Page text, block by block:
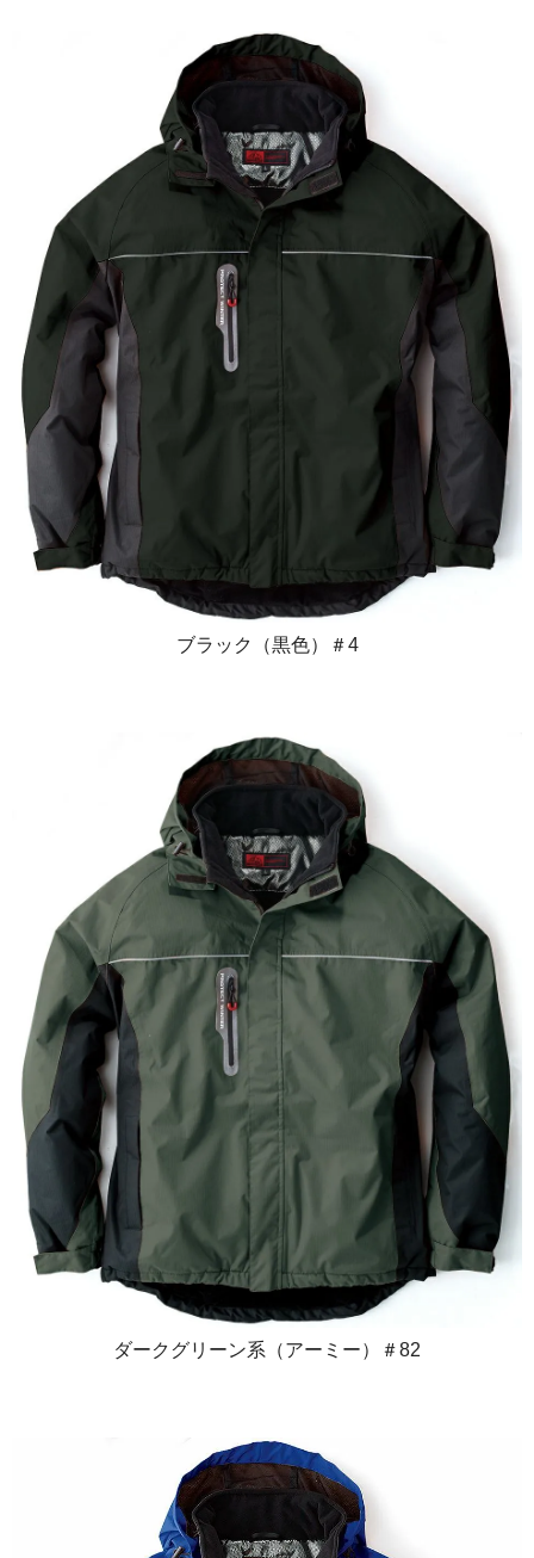
ブラック（黒色）＃4
ダークグリーン系（アーミー）＃82